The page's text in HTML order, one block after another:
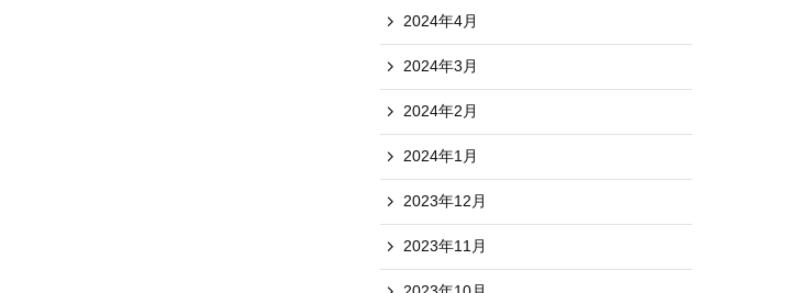
2024年4月
2024年3月
2024年2月
2024年1月
2023年12月
2023年11月